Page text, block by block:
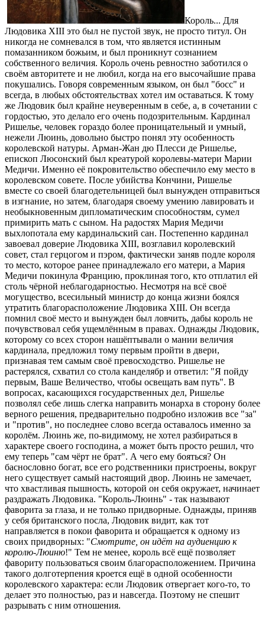
Король... Для
Людовика XIII это был не пустой звук, не просто титул. Он
никогда не сомневался в том, что является истинным
помазанником божьим, и был проникнут сознанием
собственного величия. Король очень ревностно заботился о
своём авторитете и не любил, когда на его высочайшие права
покушались. Говоря современным языком, он был "босс" и
всегда, в любых обстоятельствах хотел им оставаться. К тому
же Людовик был крайне неуверенным в себе, а, в сочетании с
гордостью, это делало его очень подозрительным. Кардинал
Ришелье, человек гораздо более проницательный и умный,
нежели Люинь, довольно быстро понял эту особенность
королевской натуры. Арман-Жан дю Плесси де Ришелье,
епископ Люсонский был креатурой королевы-матери Марии
Медичи. Именно её покровительство обеспечило ему место в
королевском совете. После убийства Кончини, Ришелье
вместе со своей благодетельницей был вынужден отправиться
в изгнание, но затем, благодаря своему умению лавировать и
необыкновенным дипломатическим способностям, сумел
примирить мать с сыном. На радостях Мария Медичи
выхлопотала ему кардинальский сан. Постепенно кардинал
завоевал доверие Людовика XIII, возглавил королевский
совет, стал герцогом и пэром, фактически заняв подле короля
то место, которое ранее принадлежало его матери, а Мария
Медичи покинула Францию, проклиная того, кто отплатил ей
столь чёрной неблагодарностью. Несмотря на всё своё
могущество, всесильный министр до конца жизни боялся
утратить благорасположение Людовика XIII. Он всегда
помнил своё место и вынужден был ловчить, дабы король не
почувствовал себя ущемлённым в правах. Однажды Людовик,
которому со всех сторон нашёптывали о мании величия
кардинала, предложил тому первым пройти в двери,
признавая тем самым своё превосходство. Ришелье не
растерялся, схватил со стола канделябр и ответил: "Я пойду
первым, Ваше Величество, чтобы освещать вам путь". В
вопросах, касающихся государственных дел, Ришелье
позволял себе лишь слегка направить монарха в сторону более
верного решения, предварительно подробно изложив все "за"
и "против", но последнее слово всегда оставалось именно за
королём. Люинь же, по-видимому, не хотел разбираться в
характере своего господина, а может быть просто решил, что
ему теперь "сам чёрт не брат". А чего ему бояться? Он
баснословно богат, все его родственники пристроены, вокруг
него существует самый настоящий двор. Люинь не замечает,
что хвастливая пышность, которой он себя окружает, начинает
раздражать Людовика. "Король-Люинь" - так называют
фаворита за глаза, и не только придворные. Однажды, приняв
у себя британского посла, Людовик видит, как тот
направляется в покои фаворита и обращается к одному из
своих придворных: "Смотрите, он идёт на аудиенцию к
королю-Люиню!" Тем не менее, король всё ещё позволяет
фавориту пользоваться своим благорасположением. Причина
такого долготерпения кроется ещё в одной особенности
королевского характера: если Людовик отвергает кого-то, то
делает это полностью, раз и навсегда. Поэтому не спешит
разрывать с ним отношения.